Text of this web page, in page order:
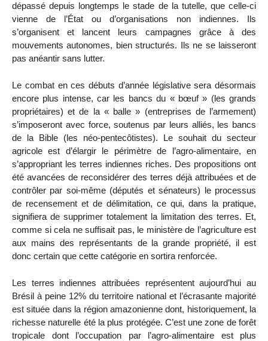
dépassé depuis longtemps le stade de la tutelle, que celle-ci
vienne de l’État ou d’organisations non indiennes. Ils
s’organisent et lancent leurs campagnes grâce à des
mouvements autonomes, bien structurés. Ils ne se laisseront
pas anéantir sans lutter.
Le combat en ces débuts d’année législative sera désormais
encore plus intense, car les bancs du « bœuf » (les grands
propriétaires) et de la « balle » (entreprises de l’armement)
s’imposeront avec force, soutenus par leurs alliés, les bancs
de la Bible (les néo-pentecôtistes). Le souhait du secteur
agricole est d’élargir le périmètre de l’agro-alimentaire, en
s’appropriant les terres indiennes riches. Des propositions ont
été avancées de reconsidérer des terres déjà attribuées et de
contrôler par soi-même (députés et sénateurs) le processus
de recensement et de délimitation, ce qui, dans la pratique,
signifiera de supprimer totalement la limitation des terres. Et,
comme si cela ne suffisait pas, le ministère de l’agriculture est
aux mains des représentants de la grande propriété, il est
donc certain que cette catégorie en sortira renforcée.
Les terres indiennes attribuées représentent aujourd’hui au
Brésil à peine 12% du territoire national et l’écrasante majorité
est située dans la région amazonienne dont, historiquement, la
richesse naturelle été la plus protégée. C’est une zone de forêt
tropicale dont l’occupation par l’agro-alimentaire est plus